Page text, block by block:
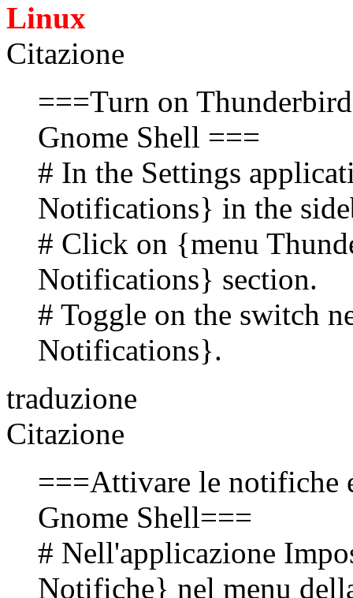
Linux
Citazione
===Turn on
Gnome Shell ===
# In the Settings
Notifications} in the
# Click on {menu
Notifications} section.
# Toggle on the switch
Notifications}.
traduzione
Citazione
===Attivare le notifiche
Gnome Shell===
# Nell'applicazione
Notifiche} nel menu